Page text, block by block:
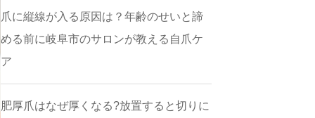
爪に縦線が入る原因は？年齢のせいと諦
める前に岐阜市のサロンが教える自爪ケ
ア
肥厚爪はなぜ厚くなる?放置すると切りに